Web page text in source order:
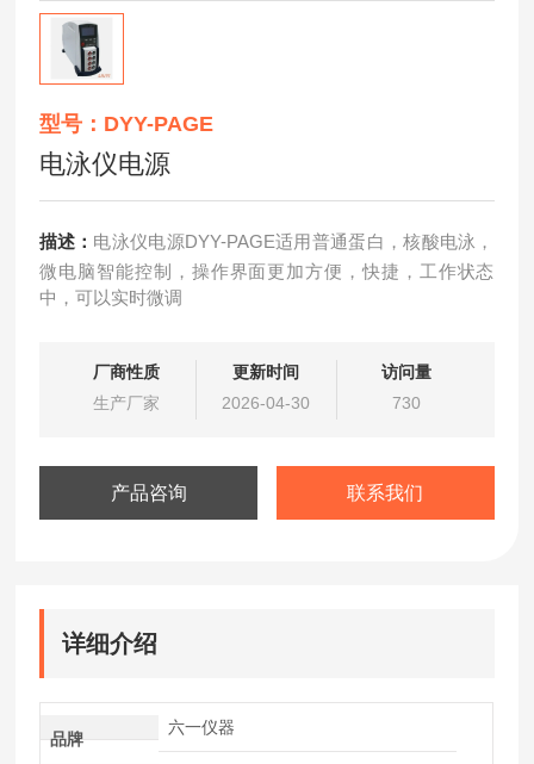
型号：DYY-PAGE
电泳仪电源
描述： 电泳仪电源DYY-PAGE适用普通蛋白，核酸电泳，
微电脑智能控制，操作界面更加方便，快捷，工作状态
中，可以实时微调
厂商性质
生产厂家
更新时间
2026-04-30
访问量
730
产品咨询 联系我们
详细介绍
品牌
六一仪器